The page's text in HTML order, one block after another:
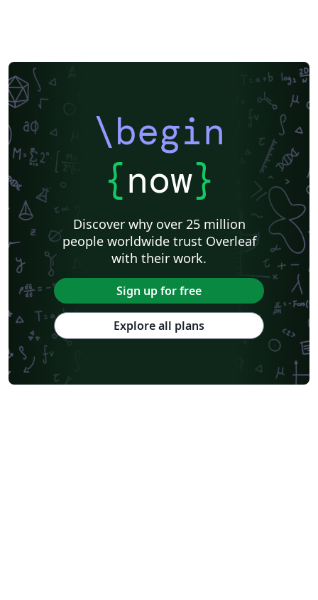
\begin
{now}
Discover why over 25 million
people worldwide trust Overleaf
with their work.
Sign up for free
Explore all plans